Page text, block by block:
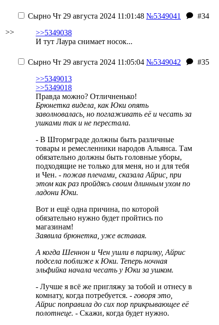
>>
Сырно Чт 29 августа 2024 11:01:48 №5349041
#34
>>5349038
И тут Лаура снимает носок...
Сырно Чт 29 августа 2024 11:05:04 №5349042
#35
>>5349013
>>5349018
Правда можно? Отличненько!
Брюнетка видела, как Юки опять
заволновалась, но поглаживать её и чесать за
ушками так и не перестала.
- В Штормграде должны быть различные
товары и ремесленники народов Альянса. Там
обязательно должны быть головные уборы,
подходящие не только для меня, но и для тебя
и Чен. - пожав плечами, сказала Айрис, при
этом как раз пройдясь своим длинным ухом по
ладони Юки.
Вот и ещё одна причина, по которой
обязательно нужно будет пройтись по
магазинам!
Заявила брюнетка, уже вставая.
А когда Шеннон и Чен ушли в парилку, Айрис
подсела поближе к Юки. Теперь ночная
эльфийка начала чесать у Юки за ушком.
- Лучше я всё же пригляжу за тобой и отнесу в
комнату, когда потребуется. - говоря это,
Айрис поправила до сих пор прикрывающее её
полотнеце. - Скажи, когда будет нужно.